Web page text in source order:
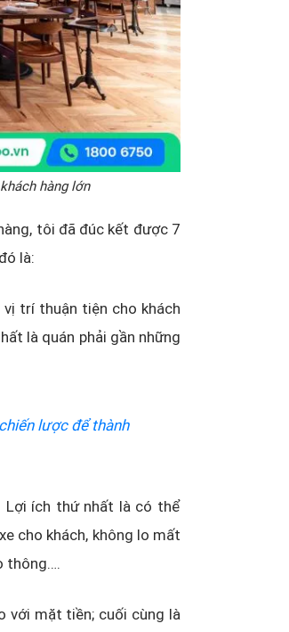
hàng lớn
tôi đã đúc kết được 7
là:
vị trí thuận tiện cho khách
là quán phải gần những
lược để thành
Lợi ích thứ nhất là có thể
cho khách, không lo mất
thông….
với mặt tiền; cuối cùng là